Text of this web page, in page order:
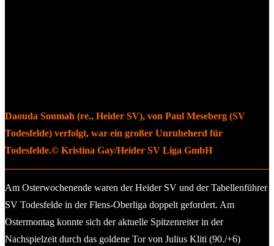
Daouda Soumah (re., Heider SV), von Paul Meseberg (SV
Todesfelde) verfolgt, war ein großer Unruheherd für
Todesfelde.© Kristina Gay/Heider SV Liga GmbH
Am Osterwochenende waren der Heider SV und der Tabellenführer
SV Todesfelde in der Flens-Oberliga doppelt gefordert. Am
Ostermontag konnte sich der aktuelle Spitzenreiter in der
Nachspielzeit durch das goldene Tor von Julius Kliti (90./+6)